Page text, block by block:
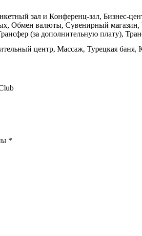
зал и Конференц-зал, Бизнес-
Обмен валюты, Сувенирный
(за дополнительную плату),
центр, Массаж, Турецкая
*